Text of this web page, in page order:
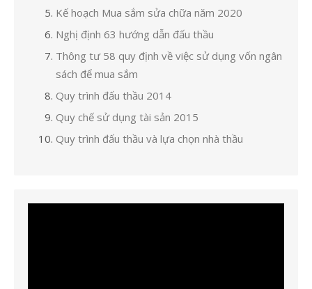
Kế hoạch Mua sắm sửa chữa năm 2020
Nghị định 63 hướng dẫn đấu thầu
Thông tư 58 quy định về việc sử dụng vốn ngân
sách để mua sắm
Quy trình đấu thầu 2014
Quy chế sử dụng tài sản 2015
Quy trình đấu thầu và lựa chọn nhà thầu